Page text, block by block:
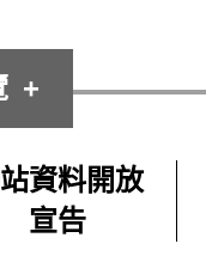
資料開放
宣告